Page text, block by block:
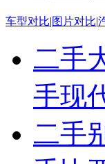
车型对比|图片对比|
二手
手现
二手